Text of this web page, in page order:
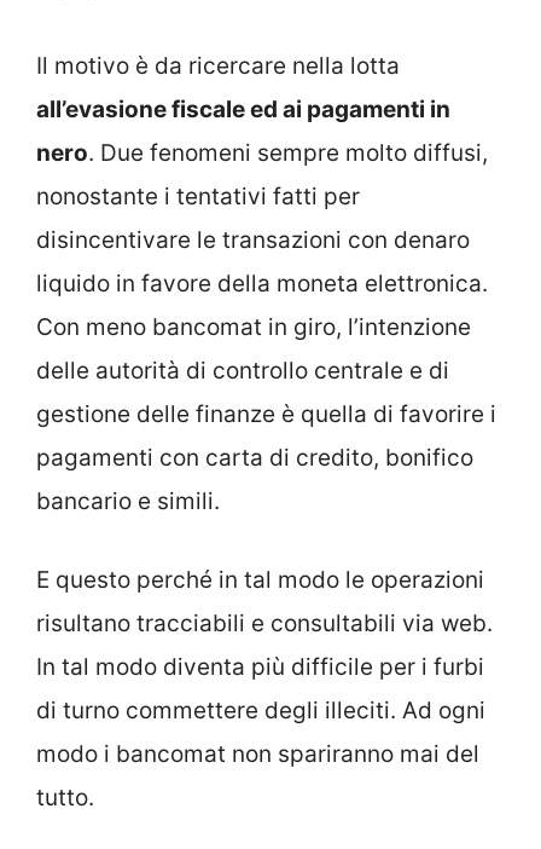
Il motivo è da ricercare nella lotta
all’evasione fiscale ed ai pagamenti in
nero. Due fenomeni sempre molto diffusi,
nonostante i tentativi fatti per
disincentivare le transazioni con denaro
liquido in favore della moneta elettronica.
Con meno bancomat in giro, l’intenzione
delle autorità di controllo centrale e di
gestione delle finanze è quella di favorire i
pagamenti con carta di credito, bonifico
bancario e simili.
E questo perché in tal modo le operazioni
risultano tracciabili e consultabili via web.
In tal modo diventa più difficile per i furbi
di turno commettere degli illeciti. Ad ogni
modo i bancomat non spariranno mai del
tutto.